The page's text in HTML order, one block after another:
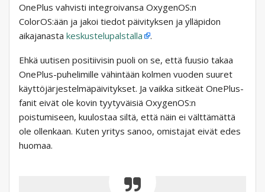
OnePlus vahvisti integroivansa OxygenOS:n
ColorOS:ään ja jakoi tiedot päivityksen ja ylläpidon
aikajanasta keskustelupalstalla .
Ehkä uutisen positiivisin puoli on se, että fuusio takaa
OnePlus-puhelimille vähintään kolmen vuoden suuret
käyttöjärjestelmäpäivitykset. Ja vaikka sitkeät OnePlus-
fanit eivät ole kovin tyytyväisiä OxygenOS:n
poistumiseen, kuulostaa siltä, ​​että näin ei välttämättä
ole ollenkaan. Kuten yritys sanoo, omistajat eivät edes
huomaa.